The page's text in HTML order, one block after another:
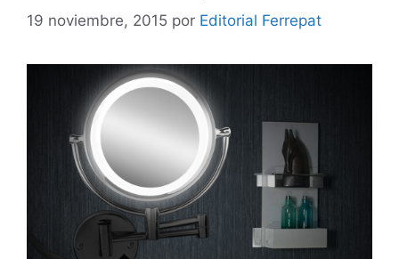
19 noviembre, 2015 por Editorial Ferrepat